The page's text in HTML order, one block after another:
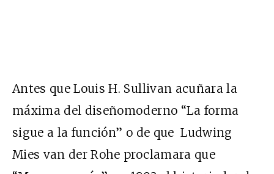
Antes que Louis H. Sullivan acuñara la
máxima del diseñomoderno “La forma
sigue a la función” o de que Ludwing
Mies van der Rohe proclamara que